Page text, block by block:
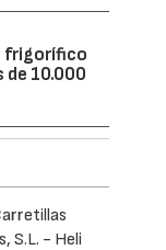
frigorífico
de 10.000